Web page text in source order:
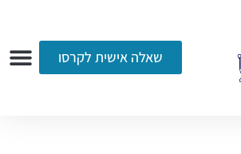
שאלה אישית לקרסו